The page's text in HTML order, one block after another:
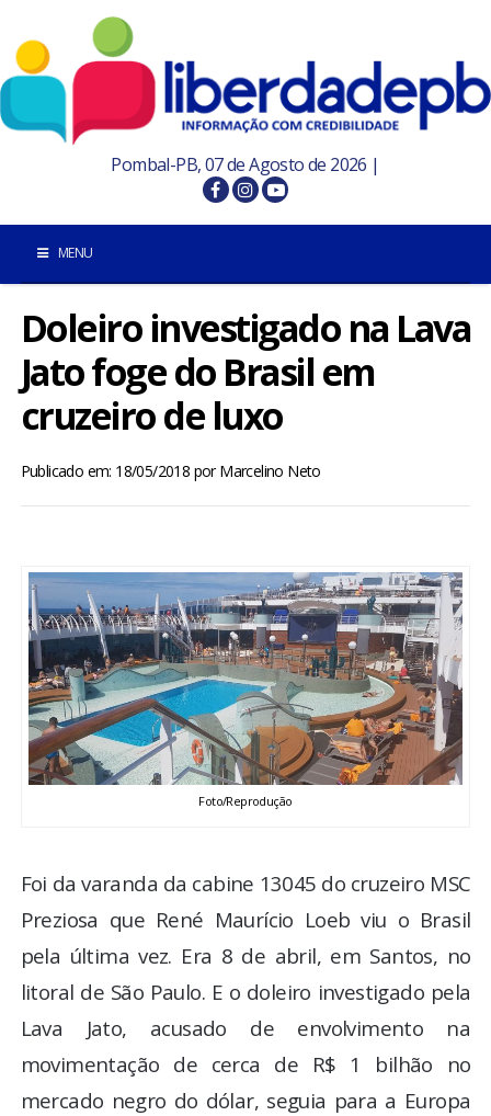
Pombal-PB, 07 de Agosto de 2026 |
MENU
INÍCIO
POMBAL E REGIÃO
BRASIL
ESPORTES
ENTRETENIMENTO
ENQUETE
FOTOS
Doleiro investigado na Lava
Jato foge do Brasil em
cruzeiro de luxo
Publicado em: 18/05/2018 porMarcelino Neto
Foto/Reprodução
Foi da varanda da cabine 13045 do cruzeiro MSC
Preziosa que René Maurício Loeb viu o Brasil
pela última vez. Era 8 de abril, em Santos, no
litoral de São Paulo. E o doleiro investigado pela
Lava Jato, acusado de envolvimento na
movimentação de cerca de R$ 1 bilhão no
mercado negro do dólar, seguia para a Europa